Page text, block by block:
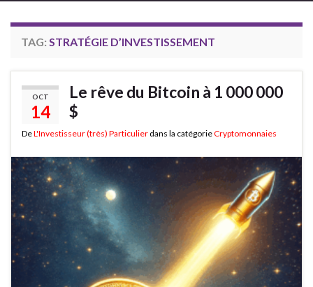
TAG: STRATÉGIE D’INVESTISSEMENT
OCT
14
Le rêve du Bitcoin à 1 000 000
$
DeL'Investisseur (très) Particulier dans la catégorieCryptomonnaies